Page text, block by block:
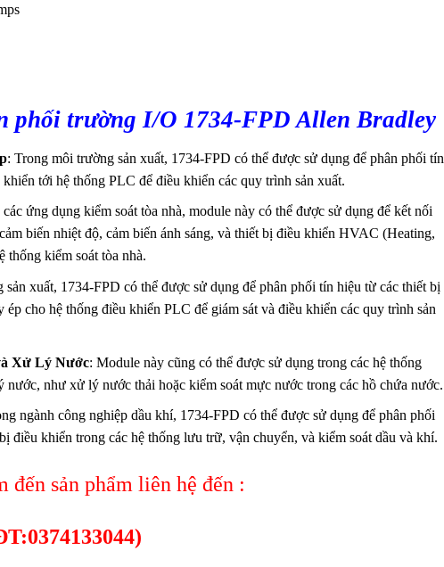
phối trường I/O 1734-FPDAllen Bradley
: Trong môi trường sản xuất, 1734-FPD có thể được sử dụng để phân phối tín
tới hệ thống PLC để điều khiển các quy trình sản xuất.
ứng dụng kiểm soát tòa nhà, module này có thể được sử dụng để kết nối
biến nhiệt độ, cảm biến ánh sáng, và thiết bị điều khiển HVAC (Heating,
kiểm soát tòa nhà.
xuất, 1734-FPD có thể được sử dụng để phân phối tín hiệu từ các thiết bị
cho hệ thống điều khiển PLC để giám sát và điều khiển các quy trình sản
Xử Lý Nước: Module này cũng có thể được sử dụng trong các hệ thống
nước, như xử lý nước thải hoặc kiểm soát mực nước trong các hồ chứa nước.
ngành công nghiệp dầu khí, 1734-FPD có thể được sử dụng để phân phối
điều khiển trong các hệ thống lưu trữ, vận chuyển, và kiểm soát dầu và khí.
đến sản phẩm liên hệ đến :